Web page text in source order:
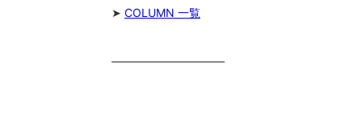
➤ COLUMN 一覧
━━━━━━━━━━